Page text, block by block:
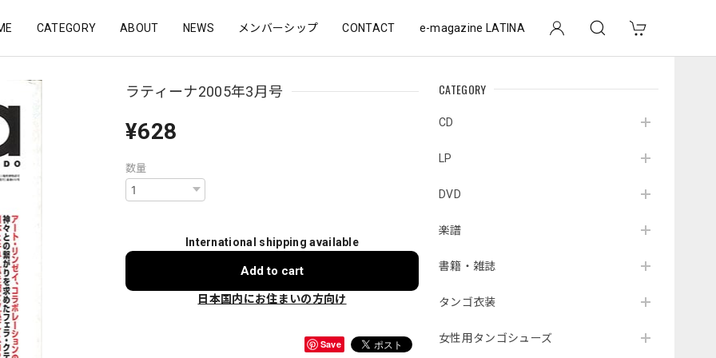
CATEGORY ABOUT NEWS メンバーシップ CONTACT e-magazine LATINA
CATEGORY
CD
LP
DVD
楽譜
書籍・雑誌
タンゴ衣装
女性用タンゴシューズ
ラティーナ2005年3月号
¥628
数量
International shipping available
Add to cart
日本国内にお住まいの方向け
Save